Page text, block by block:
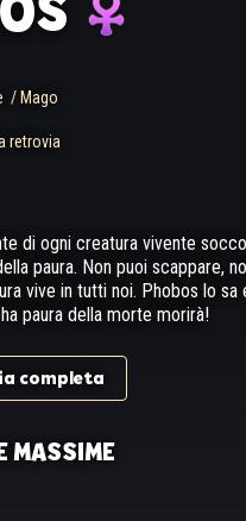
/ Mago
retrovia
di ogni creatura vivente
paura. Non puoi scappare,
vive in tutti noi. Phobos lo sa
paura della morte morirà!
completa
MASSIME